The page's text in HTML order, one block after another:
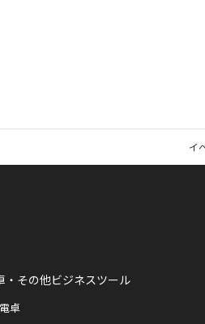
イ
・その他ビジネスツール
電卓